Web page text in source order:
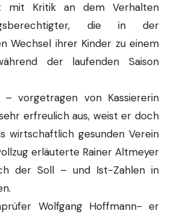
mit Kritik an dem Verhalten
die in der
Wechsel ihrer Kinder zu einem
der laufenden Saison
– vorgetragen von Kassiererin
erfreulich aus, weist er doch
wirtschaftlich gesunden Verein
erläuterte Rainer Altmeyer
der Soll – und Ist-Zahlen in
Wolfgang Hoffmann- er